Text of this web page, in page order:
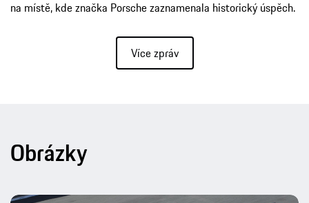
na místě, kde značka Porsche zaznamenala historický úspěch.
Více zpráv
Obrázky